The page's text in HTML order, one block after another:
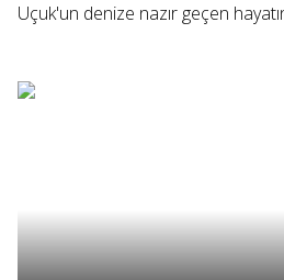
Uçuk'un denize nazır geçen